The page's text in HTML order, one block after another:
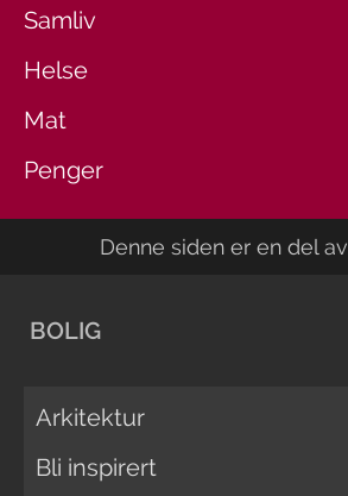
Samliv
Helse
Mat
Penger
Denne siden er en del av
BOLIG
Arkitektur
Bli inspirert